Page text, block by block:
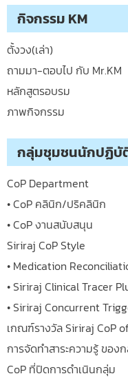
กิจกรรม KM
ตั้งวง(เล่า)
ถามมา-ตอบไป กับ Mr.KM
หลักสูตรอบรม
ภาพกิจกรรม
กลุ่มชุมชนนักปฏิบั
CoP Department
• CoP คลินิก/ปริคลินิก
• CoP งานสนับสนุน
Siriraj CoP Style
• Medication
• Siriraj Clinical Tracer
• Siriraj Concurrent
เกณฑ์รางวัล Siriraj CoP
การจัดทำสาระความรู้ ของ
CoP ที่ปิดการดำเนินกลุ่ม